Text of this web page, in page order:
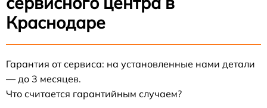
Краснодаре
Гарантия от сервиса: на установленные нами детали
— до 3 месяцев.
Что считается гарантийным случаем?